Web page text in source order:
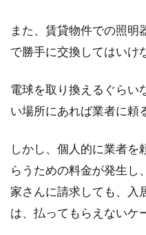
する
か、自
スイッチ
また、賃貸物件での照明
で勝手に交換してはいけ
電球を取り換えるぐらい
い場所にあれば業者に頼
しかし、個人的に業者を
らうための料金が発生し
家さんに請求しても、入
は、払ってもらえないケ